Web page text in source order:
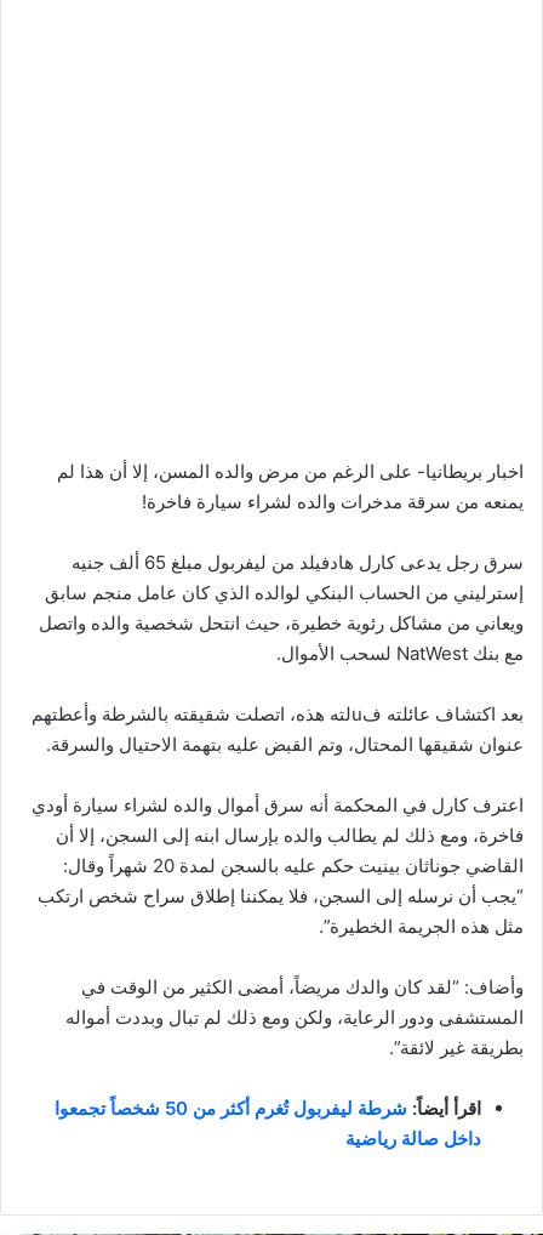
اخبار بريطانيا- على الرغم من مرض والده المسن، إلا أن هذا لم
يمنعه من سرقة مدخرات والده لشراء سيارة فاخرة!
سرق رجل يدعى كارل هادفيلد من ليفربول مبلغ 65 ألف جنيه
إسترليني من الحساب البنكي لوالده الذي كان عامل منجم سابق
ويعاني من مشاكل رئوية خطيرة، حيث انتحل شخصية والده واتصل
مع بنك NatWest لسحب الأموال.
بعد اكتشاف عائلته فuلته هذه، اتصلت شقيقته بالشرطة وأعطتهم
عنوان شقيقها المحتال، وتم القبض عليه بتهمة الاحتيال والسرقة.
اعترف كارل في المحكمة أنه سرق أموال والده لشراء سيارة أودي
فاخرة، ومع ذلك لم يطالب والده بإرسال ابنه إلى السجن، إلا أن
القاضي جوناثان بينيت حكم عليه بالسجن لمدة 20 شهراً وقال:
“يجب أن نرسله إلى السجن، فلا يمكننا إطلاق سراح شخص ارتكب
مثل هذه الجريمة الخطيرة”.
وأضاف: “لقد كان والدك مريضاً، أمضى الكثير من الوقت في
المستشفى ودور الرعاية، ولكن ومع ذلك لم تبال وبددت أمواله
بطريقة غير لائقة”.
اقرأ أيضاً:
شرطة ليفربول تُغرم أكثر من 50 شخصاً تجمعوا
داخل صالة رياضية